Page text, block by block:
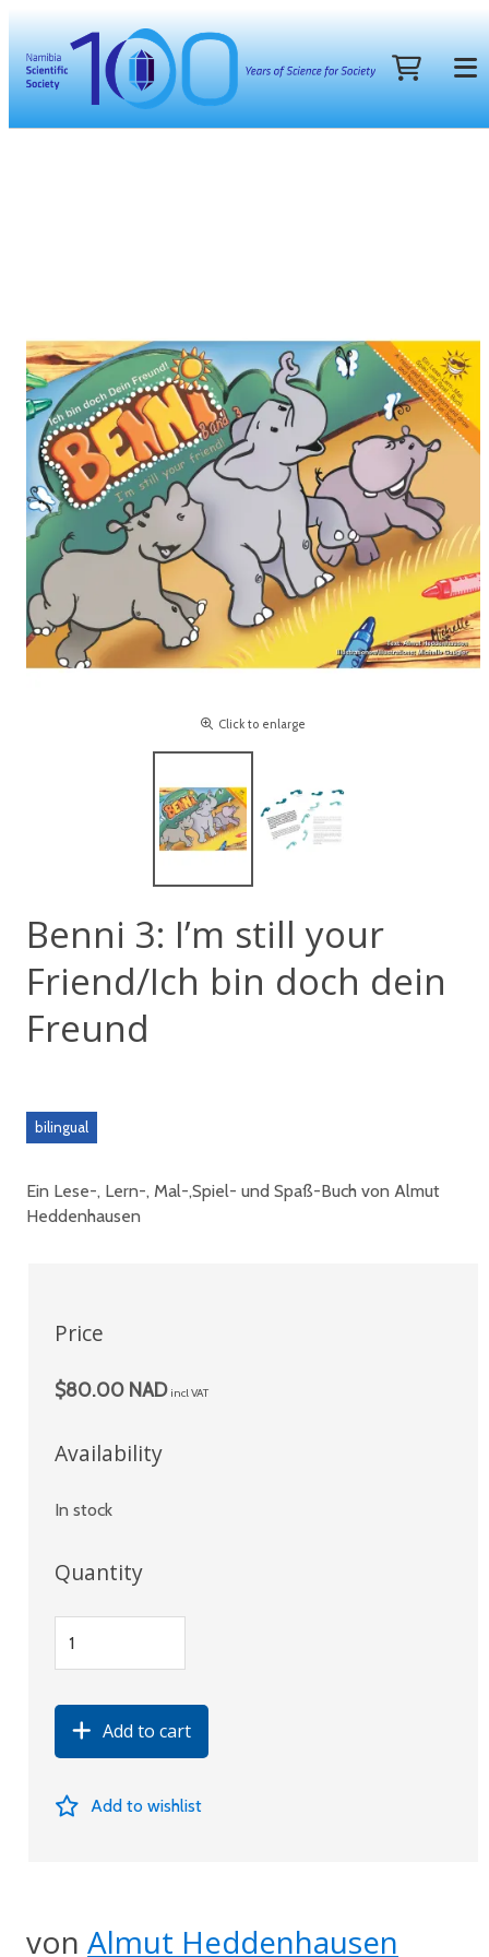
Click to enlarge
Benni 3: I’m still your
Friend/Ich bin doch dein
Freund
bilingual
Ein Lese-, Lern-, Mal-,Spiel- und Spaß-Buch von Almut
Heddenhausen
Price
$80.00 NAD incl VAT
Availability
In stock
Quantity
Add to cart
Add to wishlist
vonAlmut Heddenhausen